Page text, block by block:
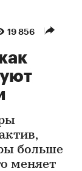
19 856
больше
меняет